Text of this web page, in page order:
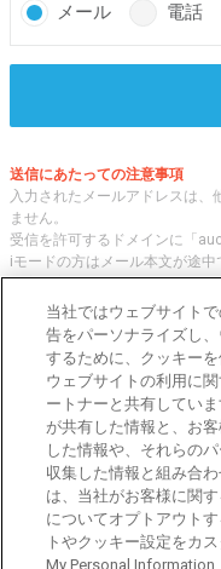
メール 電話
送信にあたっての注意事項
入力されたメールアドレスは
ません。
受信を許可するドメインに「
iモードの方はメール本文が途
文字へ変更してご利用ください
オークネット.jpでは、全国の
とに、信頼性の高い中古車情
車種・エリア・走行距離等の
よる検索、装備品等のオプシ
度から探すことが可能です。
まに安心と信頼の全国の中古
東京都公安
当社ではウェブサイト
告をパーソナライズし
するために、クッキー
ウェブサイトの利用に
ートナーと共有してい
が共有した情報と、お
した情報や、それらの
収集した情報と組み合
は、当社がお客様に関
についてオプトアウト
トやクッキー設定をカ
My Personal Information